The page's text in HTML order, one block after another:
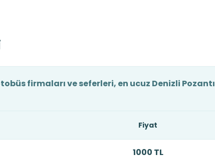
firmaları ve seferleri, en ucuz Denizli Pozantı
Fiyat
1000 TL